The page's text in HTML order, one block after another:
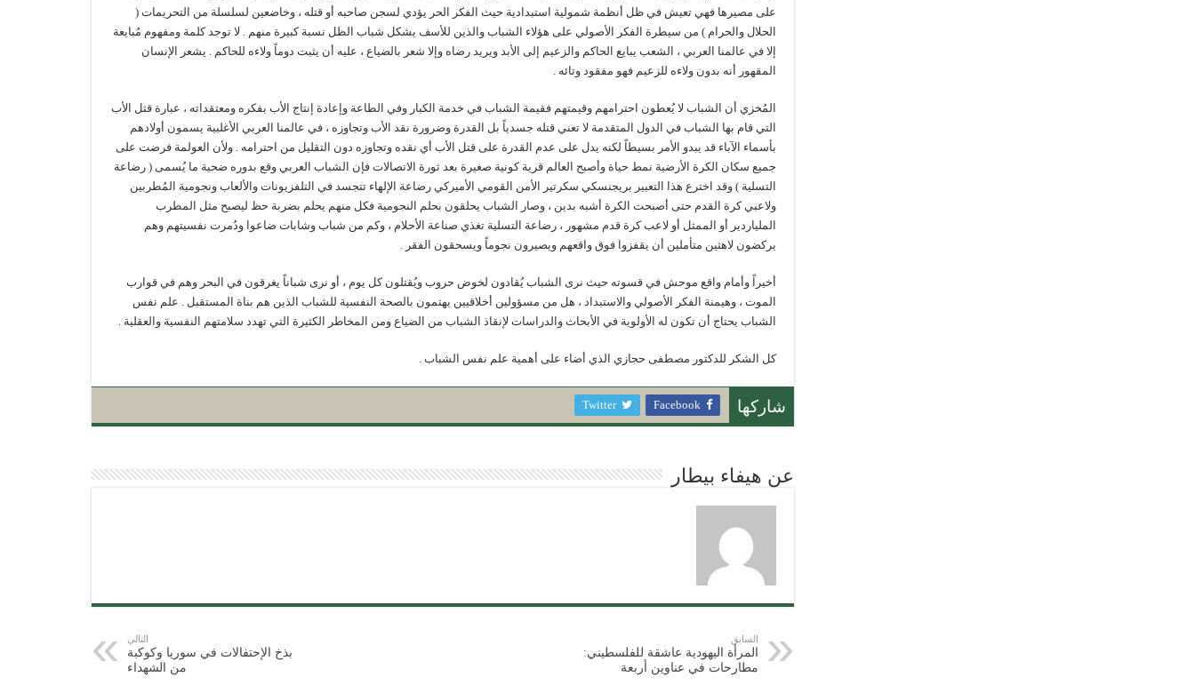
على مصيرها فهي تعيش في ظل أنظمة شمولية استبدادية حيث الفكر الحر يؤدي لسجن صاحبه أو قتله ، وخاضعين لسلسلة من التحريمات (
الحلال والحرام ) من سيطرة الفكر الأصولي على هؤلاء الشباب والذين للأسف يشكل شباب الظل نسبة كبيرة منهم . لا توجد كلمة ومفهوم مُبايعة
إلا في عالمنا العربي ، الشعب يبايع الحاكم والزعيم إلى الأبد ويريد رضاه وإلا شعر بالضياع ، عليه أن يثبت دوماً ولاءه للحاكم . يشعر الإنسان
المقهور أنه بدون ولاءه للزعيم فهو مفقود وتائه .
المُخزي أن الشباب لا يُعطون احترامهم وقيمتهم فقيمة الشباب في خدمة الكبار وفي الطاعة وإعادة إنتاج الأب بفكره ومعتقداته ، عبارة قتل الأب
التي قام بها الشباب في الدول المتقدمة لا تعني قتله جسدياً بل القدرة وضرورة نقد الأب وتجاوزه ، في عالمنا العربي الأغلبية يسمون أولادهم
بأسماء الآباء قد يبدو الأمر بسيطاً لكنه يدل على عدم القدرة على قتل الأب أي نقده وتجاوزه دون التقليل من احترامه . ولأن العولمة فرضت على
جميع سكان الكرة الأرضية نمط حياة وأصبح العالم قرية كونية صغيرة بعد ثورة الاتصالات فإن الشباب العربي وقع بدوره ضحية ما يُسمى ( رضاعة
التسلية ) وقد اخترع هذا التعبير بريجنسكي سكرتير الأمن القومي الأميركي رضاعة الإلهاء تتجسد في التلفزيونات والألعاب ونجومية المُطربين
ولاعبي كرة القدم حتى أصبحت الكرة أشبه بدين ، وصار الشباب يحلقون بحلم النجومية فكل منهم يحلم بضربة حظ ليصبح مثل المطرب
الملياردير أو الممثل أو لاعب كرة قدم مشهور ، رضاعة التسلية تغذي صناعة الأحلام ، وكم من شباب وشابات ضاعوا ودُمرت نفسيتهم وهم
يركضون لاهثين متأملين أن يقفزوا فوق واقعهم ويصيرون نجوماً ويسحقون الفقر .
أخيراً وأمام واقع موحش في قسوته حيث نرى الشباب يُقادون لخوض حروب ويُقتلون كل يوم ، أو نرى شباناً يغرقون في البحر وهم في قوارب
الموت ، وهيمنة الفكر الأصولي والاستبداد ، هل من مسؤولين أخلاقيين يهتمون بالصحة النفسية للشباب الذين هم بناة المستقبل . علم نفس
الشباب يحتاج أن تكون له الأولوية في الأبحاث والدراسات لإنقاذ الشباب من الضياع ومن المخاطر الكثيرة التي تهدد سلامتهم النفسية والعقلية .
كل الشكر للدكتور مصطفى حجازي الذي أضاء على أهمية علم نفس الشباب .
شاركها Facebook
Twitter
عن هيفاء بيطار
السابق
المرأة اليهودية عاشقة للفلسطيني:
مطارحات في عناوين أربعة
التالي
بذخ الإحتفالات في سوريا وكوكبة
من الشهداء